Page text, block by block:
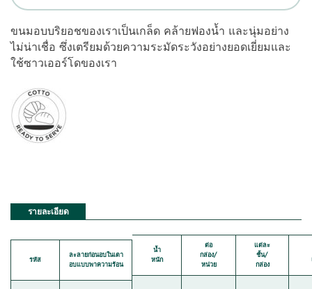
ขนมอบบริยอชของเราเป็นเกล็ด คล้ายฟองน้ำ และนุ่มอย่าง
ไม่น่าเชื่อ ซึ่งเตรียมด้วยความระมัดระวังอย่างยอดเยี่ยมและ
ใช้ซาวเออร์โดของเรา
รายละเอียด
รหัส
ละลายก่อนอบในเตา
อบแบบพาความร้อน
น้ำ
หนัก
ต่อ
กล่อง/
หน่วย
แต่ละ
ชั้น/
กล่อง